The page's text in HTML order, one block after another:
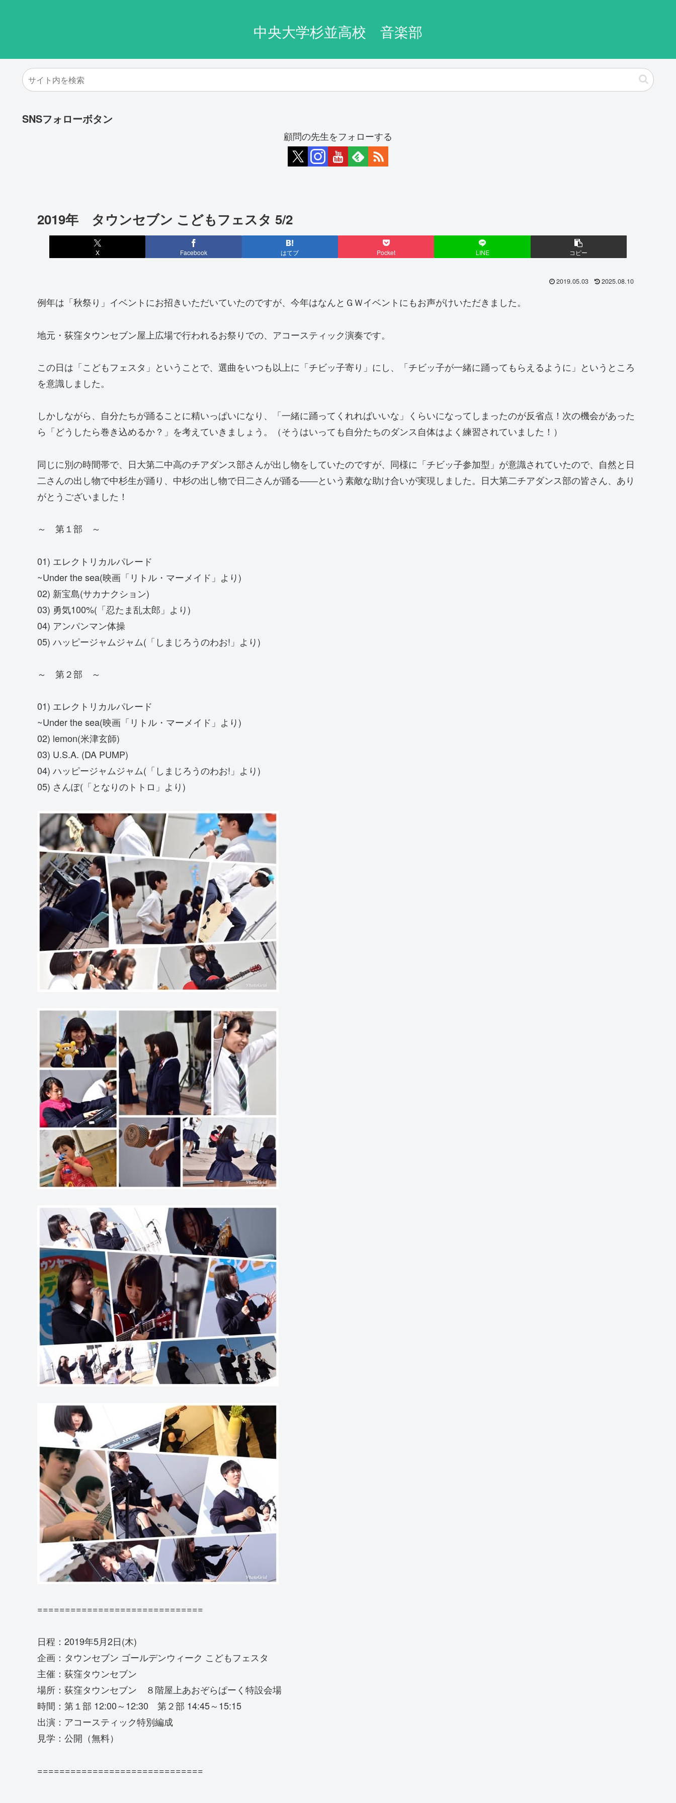
中央大学杉並高校 音楽部
SNSフォローボタン
顧問の先生をフォローする
2019年 タウンセブン こどもフェスタ 5/2
X Facebook はてブ Pocket LINE コピー
2019.05.03 2025.08.10
例年は「秋祭り」イベントにお招きいただいていたのですが、今年はなんとＧＷイベントにもお声がけいただきました。
地元・荻窪タウンセブン屋上広場で行われるお祭りでの、アコースティック演奏です。
この日は「こどもフェスタ」ということで、選曲をいつも以上に「チビッ子寄り」にし、「チビッ子が一緒に踊ってもらえるように」というところ
を意識しました。
しかしながら、自分たちが踊ることに精いっぱいになり、「一緒に踊ってくれればいいな」くらいになってしまったのが反省点！次の機会があった
ら「どうしたら巻き込めるか？」を考えていきましょう。（そうはいっても自分たちのダンス自体はよく練習されていました！）
同じに別の時間帯で、日大第二中高のチアダンス部さんが出し物をしていたのですが、同様に「チビッ子参加型」が意識されていたので、自然と日
二さんの出し物で中杉生が踊り、中杉の出し物で日二さんが踊る――という素敵な助け合いが実現しました。日大第二チアダンス部の皆さん、あり
がとうございました！
～ 第１部 ～
01) エレクトリカルパレード
~Under the sea(映画「リトル・マーメイド」より)
02) 新宝島(サカナクション)
03) 勇気100%(「忍たま乱太郎」より)
04) アンパンマン体操
05) ハッピージャムジャム(「しまじろうのわお!」より)
～ 第２部 ～
01) エレクトリカルパレード
~Under the sea(映画「リトル・マーメイド」より)
02) lemon(米津玄師)
03) U.S.A. (DA PUMP)
04) ハッピージャムジャム(「しまじろうのわお!」より)
05) さんぽ(「となりのトトロ」より)
==============================
日程：2019年5月2日(木)
企画：タウンセブン ゴールデンウィーク こどもフェスタ
主催：荻窪タウンセブン
場所：荻窪タウンセブン ８階屋上あおぞらぱーく特設会場
時間：第１部 12:00～12:30 第２部 14:45～15:15
出演：アコースティック特別編成
見学：公開（無料）
==============================